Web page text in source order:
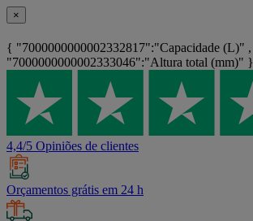
×
{ "7000000000002332817":"Capacidade (L)" ,
"7000000000002333046":"Altura total (mm)" }
4,4/5 Opiniões de clientes
Orçamentos grátis em 24 h